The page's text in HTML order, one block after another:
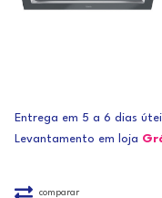
Entrega em 5 a 6 dias
Levantamento em loja
comparar